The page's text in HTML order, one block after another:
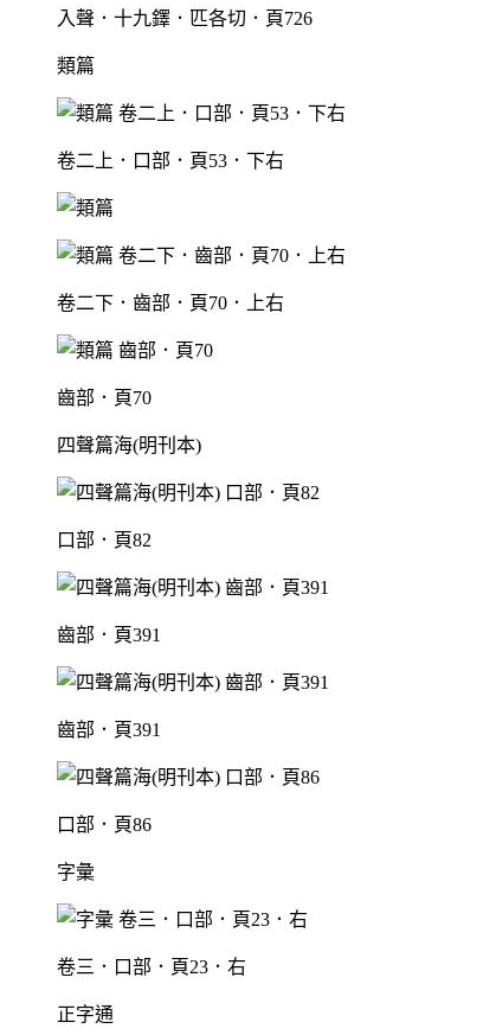
入聲．十九鐸．匹各切．頁726
類篇
卷二上．口部．頁53．下右
卷二下．齒部．頁70．上右
齒部．頁70
四聲篇海(明刊本)
口部．頁82
齒部．頁391
齒部．頁391
口部．頁86
字彙
卷三．口部．頁23．右
正字通